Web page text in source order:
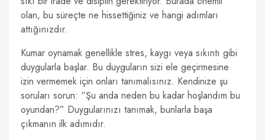
olan, bu süreçte ne hissettiğiniz ve hangi adımları
attığınızdır.
Kumar oynamak genellikle stres, kaygı veya sıkıntı gibi
duygularla başlar. Bu duyguların sizi ele geçirmesine
izin vermemek için onları tanımalısınız. Kendinize şu
soruları sorun: “Şu anda neden bu kadar hoşlandım bu
oyundan?” Duygularınızı tanımak, bunlarla başa
çıkmanın ilk adımıdır.